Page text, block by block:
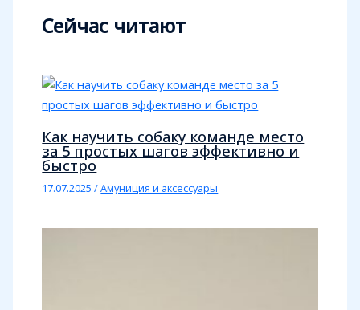
Сейчас читают
Как научить собаку команде место
за 5 простых шагов эффективно и
быстро
17.07.2025/Амуниция и аксессуары